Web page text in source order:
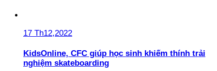
17 Th12,2022
KidsOnline, CFC giúp học sinh khiếm thính trải
nghiệm skateboarding